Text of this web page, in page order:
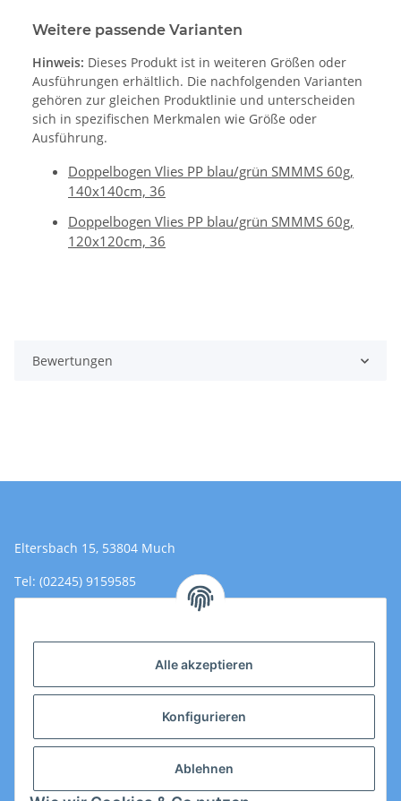
Alle akzeptieren
Konfigurieren
Ablehnen
Weitere passende Varianten
Hinweis: Dieses Produkt ist in weiteren Größen oder
Ausführungen erhältlich. Die nachfolgenden Varianten
gehören zur gleichen Produktlinie und unterscheiden
sich in spezifischen Merkmalen wie Größe oder
Ausführung.
Doppelbogen Vlies PP blau/grün SMMMS 60g,
140x140cm, 36
Doppelbogen Vlies PP blau/grün SMMMS 60g,
120x120cm, 36
Bewertungen
Eltersbach 15, 53804 Much
Tel: (02245) 9159585
Email: Kontakt@toromedical.de
Öffnungszeiten (Mo-Fr.) 8:00 - 17:00